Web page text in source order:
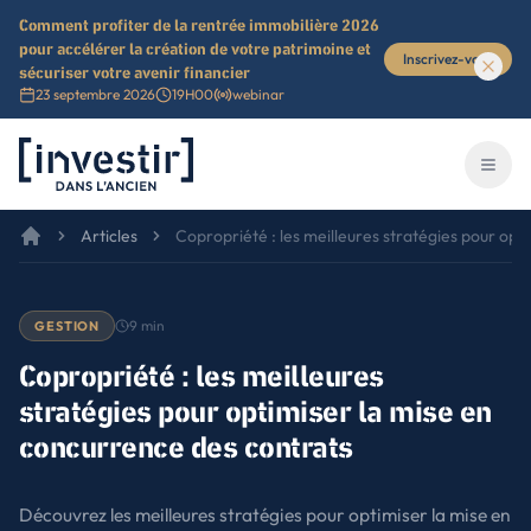
Comment profiter de la rentrée immobilière 2026
pour accélérer la création de votre patrimoine et
sécuriser votre avenir financier
23 septembre 2026 19H00 webinar
Inscrivez-vous
Investir dans l'ancien
Articles Copropriété : les meilleures stratégies pour
GESTION 9 min
Copropriété : les meilleures
stratégies pour optimiser la mise en
concurrence des contrats
Découvrez les meilleures stratégies pour optimiser la mise en